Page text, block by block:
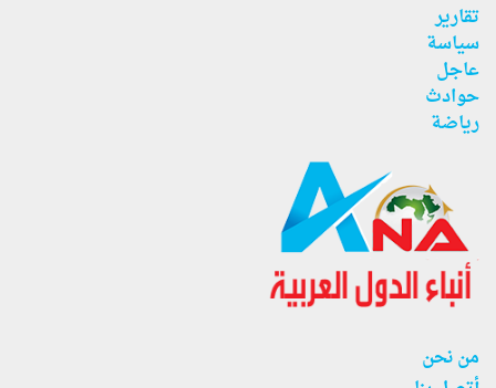
تقارير
سياسة
عاجل
حوادث
رياضة
من نحن